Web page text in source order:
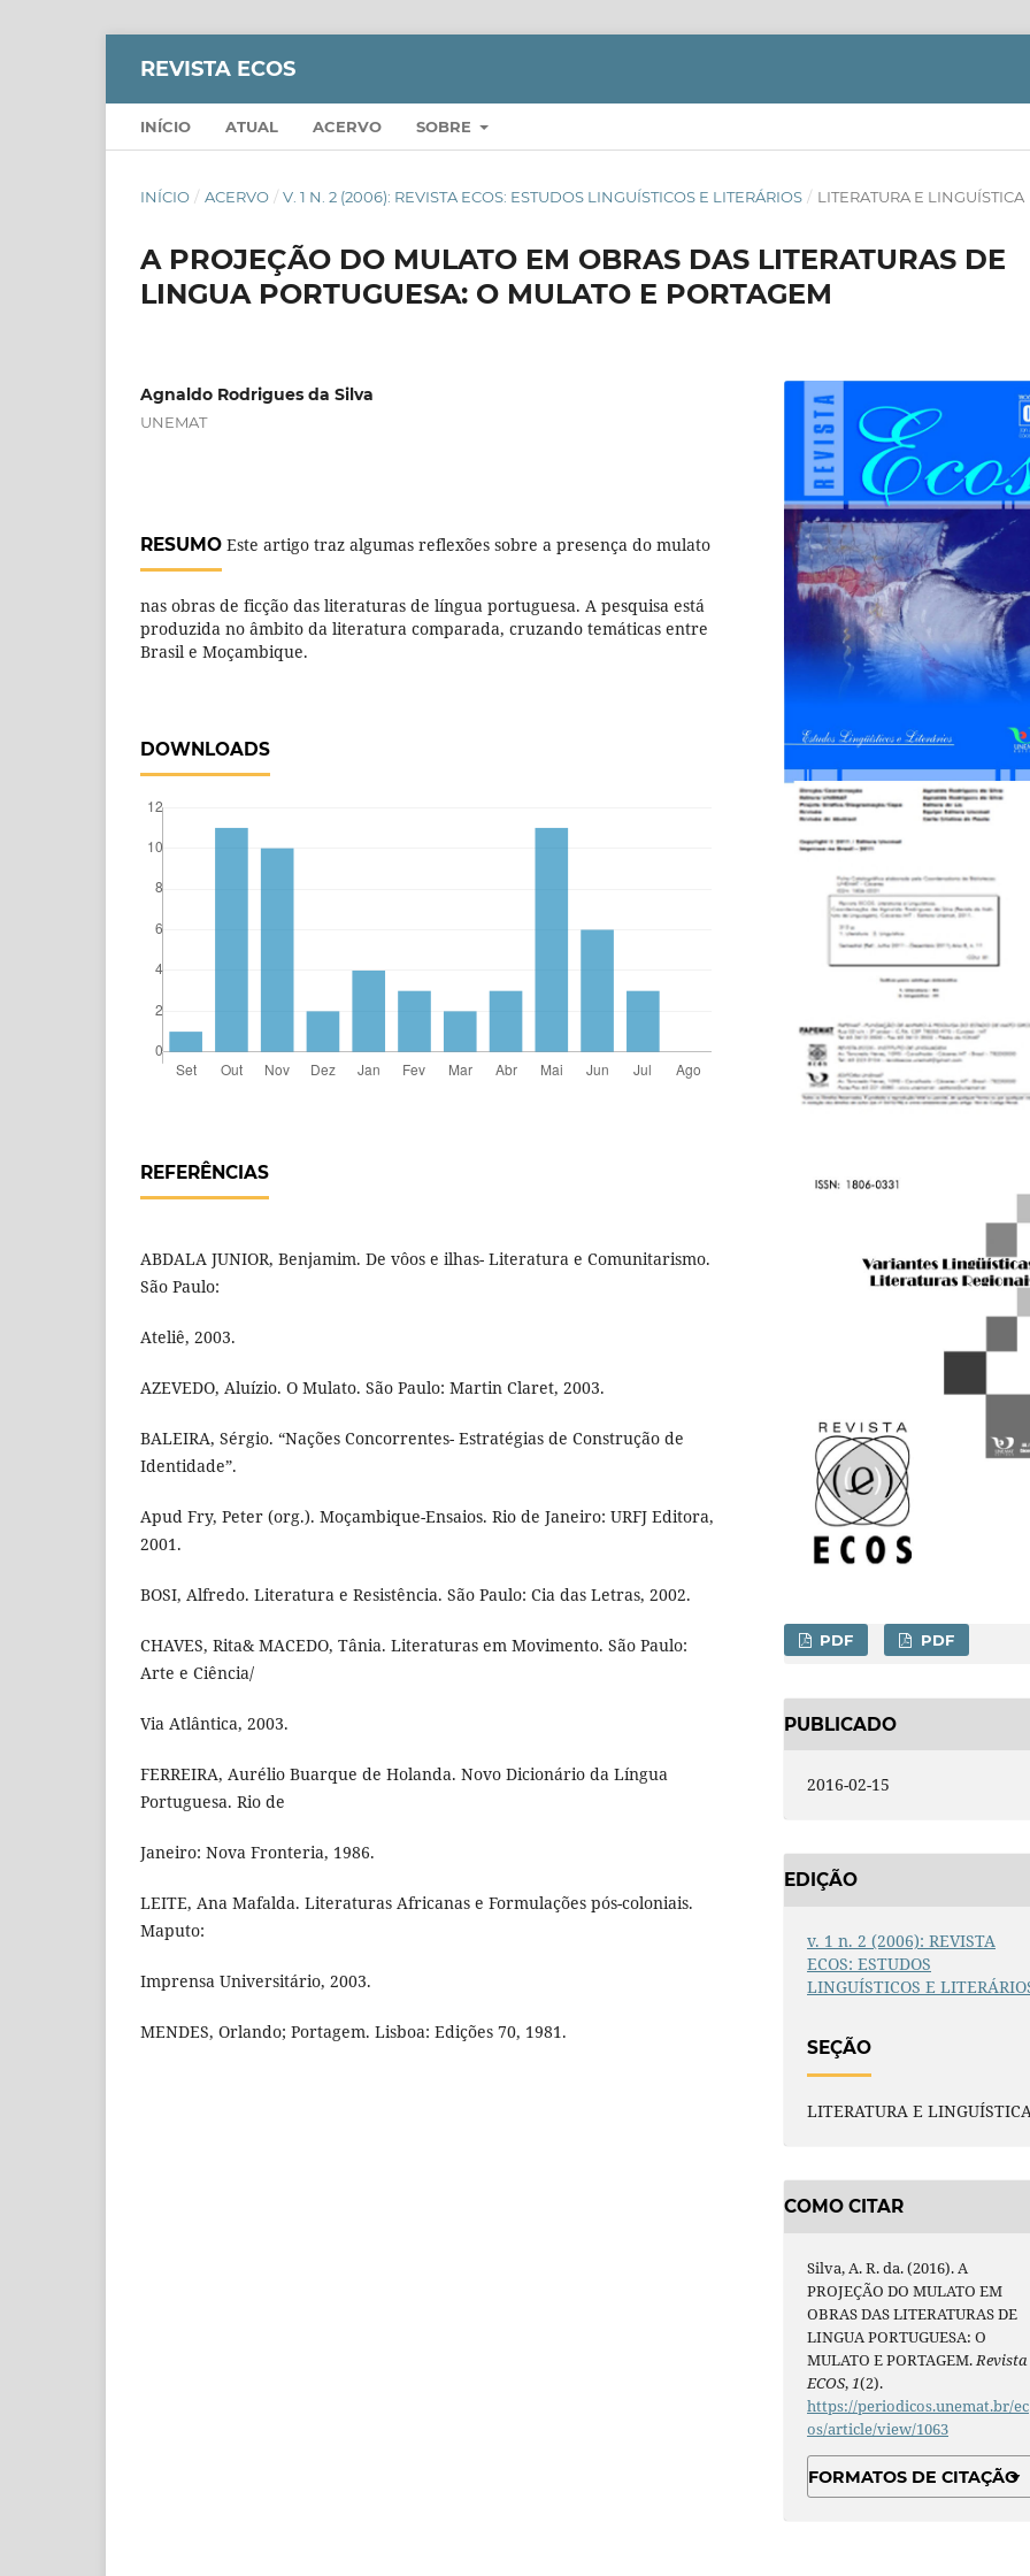
REVISTA ECOS
INÍCIO ATUAL ACERVO SOBRE
INÍCIO / ACERVO / V. 1 N. 2 (2006): REVISTA ECOS: ESTUDOS LINGUÍSTICOS E LITERÁRIOS / LITERATURA E LINGUÍSTICA
A PROJEÇÃO DO MULATO EM OBRAS DAS LITERATURAS DE
LINGUA PORTUGUESA: O MULATO E PORTAGEM
Agnaldo Rodrigues da Silva
UNEMAT
RESUMO Este artigo traz algumas reflexões sobre a presença do mulato
nas obras de ficção das literaturas de língua portuguesa. A pesquisa está
produzida no âmbito da literatura comparada, cruzando temáticas entre
Brasil e Moçambique.
DOWNLOADS
REFERÊNCIAS
ABDALA JUNIOR, Benjamim. De vôos e ilhas- Literatura e Comunitarismo.
São Paulo:
Ateliê, 2003.
AZEVEDO, Aluízio. O Mulato. São Paulo: Martin Claret, 2003.
BALEIRA, Sérgio. “Nações Concorrentes- Estratégias de Construção de
Identidade”.
Apud Fry, Peter (org.). Moçambique-Ensaios. Rio de Janeiro: URFJ Editora,
2001.
BOSI, Alfredo. Literatura e Resistência. São Paulo: Cia das Letras, 2002.
CHAVES, Rita& MACEDO, Tânia. Literaturas em Movimento. São Paulo:
Arte e Ciência/
Via Atlântica, 2003.
FERREIRA, Aurélio Buarque de Holanda. Novo Dicionário da Língua
Portuguesa. Rio de
Janeiro: Nova Fronteria, 1986.
LEITE, Ana Mafalda. Literaturas Africanas e Formulações pós-coloniais.
Maputo:
Imprensa Universitário, 2003.
MENDES, Orlando; Portagem. Lisboa: Edições 70, 1981.
PDF PDF
PUBLICADO
2016-02-15
EDIÇÃO
v. 1 n. 2 (2006): REVISTA
ECOS: ESTUDOS
LINGUÍSTICOS E
SEÇÃO
LITERATURA E
COMO CITAR
Silva, A. R. da. (2016). A
PROJEÇÃO DO MULATO EM
OBRAS DAS LITERATURAS DE
LINGUA PORTUGUESA: O
MULATO E PORTAGEM.Revista
ECOS,1(2).
https://periodicos.unemat.br/ec
os/article/view/1063
FORMATOS DE CITAÇÃO